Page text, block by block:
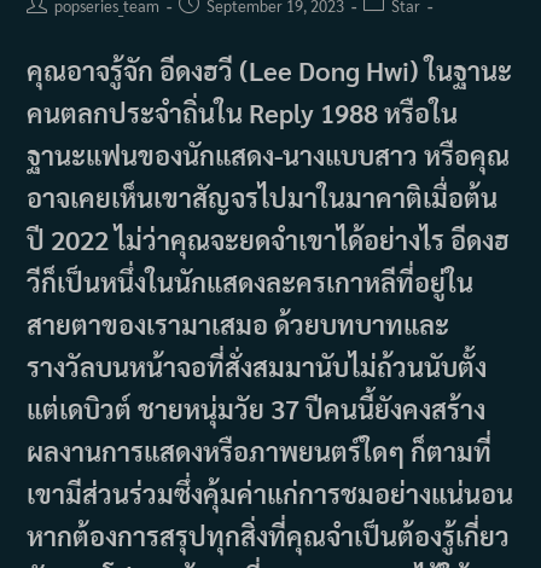
popseries_team September 19, 2023 Star
คุณอาจรู้จัก อีดงฮวี (Lee Dong Hwi) ในฐานะ
คนตลกประจำถิ่นใน Reply 1988 หรือใน
ฐานะแฟนของนักแสดง-นางแบบสาว หรือคุณ
อาจเคยเห็นเขาสัญจรไปมาในมาคาติเมื่อต้น
ปี 2022 ไม่ว่าคุณจะยดจำเขาได้อย่างไร อีดงฮ
วีก็เป็นหนึ่งในนักแสดงละครเกาหลีที่อยู่ใน
สายตาของเรามาเสมอ ด้วยบทบาทและ
รางวัลบนหน้าจอที่สั่งสมมานับไม่ถ้วนนับตั้ง
แต่เดบิวต์ ชายหนุ่มวัย 37 ปีคนนี้ยังคงสร้าง
ผลงานการแสดงหรือภาพยนตร์ใดๆ ก็ตามที่
เขามีส่วนร่วมซึ่งคุ้มค่าแก่การชมอย่างแน่นอน
หากต้องการสรุปทุกสิ่งที่คุณจำเป็นต้องรู้เกี่ยว